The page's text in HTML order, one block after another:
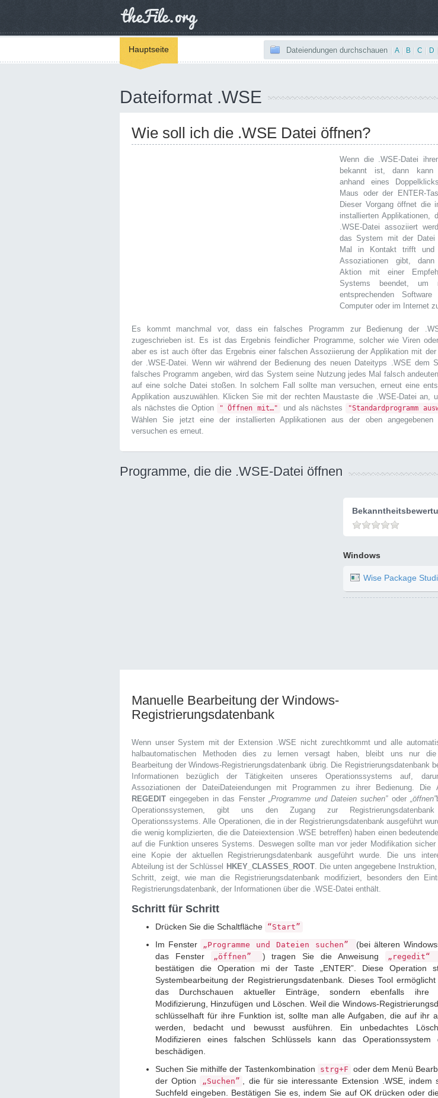
Hauptseite Dateiendungen durchschauen A B C D
Dateiformat .WSE
Wie soll ich die .WSE Datei öffnen?
Wenn die .WSE-Datei
bekannt ist, dann
anhand eines
Maus oder der ENTER-
Dieser Vorgang öffnet die
installierten Applikationen,
.WSE-Datei assoziiert
das System mit der Datei
Mal in Kontakt trifft
Assoziationen gibt,
Aktion mit einer
Systems beendet, um
entsprechenden
Computer oder im Internet
Es kommt manchmal vor, dass ein falsches Programm zur Bedienung der
zugeschrieben ist. Es ist das Ergebnis feindlicher Programme, solcher wie Viren
aber es ist auch öfter das Ergebnis einer falschen Assoziierung der Applikation mit
der .WSE-Datei. Wenn wir während der Bedienung des neuen Dateityps .WSE dem
falsches Programm angeben, wird das System seine Nutzung jedes Mal falsch
auf eine solche Datei stoßen. In solchem Fall sollte man versuchen, erneut eine
Applikation auszuwählen. Klicken Sie mit der rechten Maustaste die .WSE-Datei an,
als nächstes die Option
" Öffnen mit…" und als nächstes "Standardprogramm
Wählen Sie jetzt eine der installierten Applikationen aus der oben angegebenen
versuchen es erneut.
Programme, die die .WSE-Datei öffnen
Windows
Wise Package
Manuelle Bearbeitung der Windows-
Registrierungsdatenbank
Wenn unser System mit der Extension .WSE nicht zurechtkommt und alle
halbautomatischen Methoden dies zu lernen versagt haben, bleibt uns nur die
Bearbeitung der Windows-Registrierungsdatenbank übrig. Die Registrierungsdatenbank
Informationen bezüglich der Tätigkeiten unseres Operationssystems auf,
Assoziationen der DateiDateiendungen mit Programmen zu ihrer Bedienung. Die
REGEDIT eingegeben in das Fenster„Programme und Dateien suchen”oder„öffnen”
Operationssystemen, gibt uns den Zugang zur
Operationssystems. Alle Operationen, die in der Registrierungsdatenbank ausgeführt
die wenig komplizierten, die die Dateiextension .WSE betreffen) haben einen
auf die Funktion unseres Systems. Deswegen sollte man vor jeder Modifikation sicher
eine Kopie der aktuellen Registrierungsdatenbank ausgeführt wurde. Die uns
Abteilung ist der Schlüssel
HKEY_CLASSES_ROOT. Die unten angegebene
Schritt, zeigt, wie man die Registrierungsdatenbank modifiziert, besonders den
Registrierungsdatenbank, der Informationen über die .WSE-Datei enthält.
Schritt für Schritt
Drücken Sie die Schaltfläche “Start”
Im Fenster „Programme und Dateien suchen”
(bei älteren
das Fenster
„öffnen” ) tragen Sie die Anweisung „regedit“
bestätigen die Operation mi der Taste „ENTER”. Diese Operation
Systembearbeitung der Registrierungsdatenbank. Dieses Tool
das Durchschauen aktueller Einträge, sondern ebenfalls ihre
Modifizierung, Hinzufügen und Löschen. Weil die Windows-
schlüsselhaft für ihre Funktion ist, sollte man alle Aufgaben, die auf ihr
werden, bedacht und bewusst ausführen. Ein unbedachtes
Modifizieren eines falschen Schlüssels kann das Operationssystem
beschädigen.
Suchen Sie mithilfe der Tastenkombination
strg+F oder dem Menü
der Option
„Suchen”
, die für sie interessante Extension .WSE, indem
Suchfeld eingeben. Bestätigen Sie es, indem Sie auf OK drücken oder